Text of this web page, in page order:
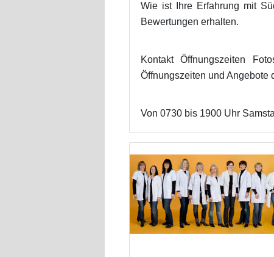
Wie ist Ihre Erfahrung mit
Bewertungen erhalten.
Kontakt Öffnungszeiten
Öffnungszeiten und Angebote
Von 0730 bis 1900 Uhr